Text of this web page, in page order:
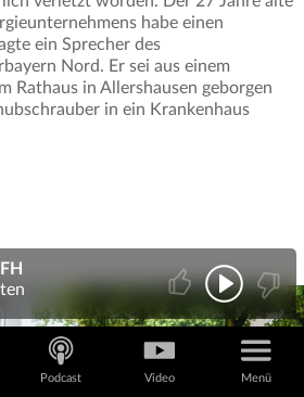
habe einen
ein Sprecher des
Nord. Er sei aus einem
Rathaus in Allershausen geborgen
in ein Krankenhaus
Podcast Video Menü